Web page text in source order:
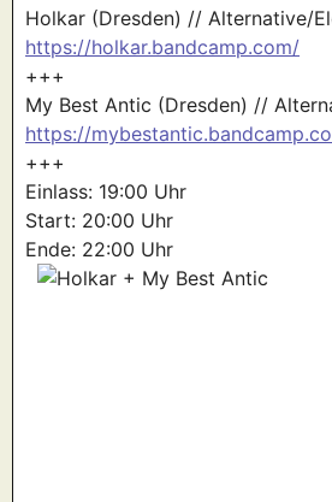
Holkar (Dresden) // Alternative/
https://holkar.bandcamp.com/
+++
My Best Antic (Dresden) //
https://
+++
Einlass: 19:00 Uhr
Start: 20:00 Uhr
Ende: 22:00 Uhr